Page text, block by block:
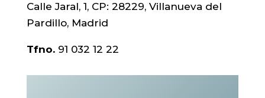
Calle Jaral, 1, CP: 28229, Villanueva del
Pardillo, Madrid
Tfno.91 032 12 22